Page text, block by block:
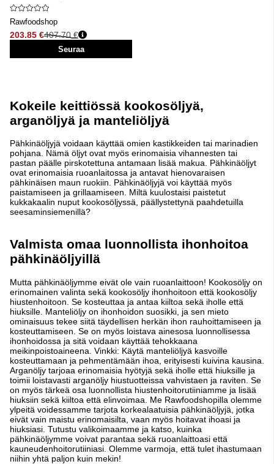
Rawfoodshop
203.85 €
Normaali hinta
407.70 €
Seuraa
Kokeile keittiössä kookosöljyä,
arganöljyä ja manteliöljyä
Pähkinäöljyjä voidaan käyttää omien kastikkeiden tai marinadien
pohjana. Nämä öljyt ovat myös erinomaisia vihannesten tai
pastan päälle pirskotettuna antamaan lisää makua. Pähkinäöljyt
ovat erinomaisia ruoanlaitossa ja antavat hienovaraisen
pähkinäisen maun ruokiin. Pähkinäöljyjä voi käyttää myös
paistamiseen ja grillaamiseen. Miltä kuulostaisi paistetut
kukkakaalin nuput kookosöljyssä, päällystettynä paahdetuilla
seesaminsiemenillä?
Valmista omaa luonnollista ihonhoitoa
pähkinäöljyillä
Mutta pähkinäöljymme eivät ole vain ruoanlaittoon! Kookosöljy on
erinomainen valinta sekä kookosöljy ihonhoitoon että kookosöljy
hiustenhoitoon. Se kosteuttaa ja antaa kiiltoa sekä iholle että
hiuksille. Manteliöljy on ihonhoidon suosikki, ja sen mieto
ominaisuus tekee siitä täydellisen herkän ihon rauhoittamiseen ja
kosteuttamiseen. Se on myös loistava ainesosa luonnollisessa
ihonhoidossa ja sitä voidaan käyttää tehokkaana
meikinpoistoaineena. Vinkki: Käytä manteliöljyä kasvoille
kosteuttamaan ja pehmentämään ihoa, erityisesti kuivina kausina.
Arganöljy tarjoaa erinomaisia hyötyjä sekä iholle että hiuksille ja
toimii loistavasti arganöljy hiustuotteissa vahvistaen ja raviten. Se
on myös tärkeä osa luonnollista hiustenhoitorutiiniamme ja lisää
hiuksiin sekä kiiltoa että elinvoimaa. Me Rawfoodshopilla olemme
ylpeitä voidessamme tarjota korkealaatuisia pähkinäöljyjä, jotka
eivät vain maistu erinomaisilta, vaan myös hoitavat ihoasi ja
hiuksiasi. Tutustu valikoimaamme ja katso, kuinka
pähkinäöljymme voivat parantaa sekä ruoanlaittoasi että
kauneudenhoitorutiiniasi. Olemme varmoja, että tulet ihastumaan
niihin yhtä paljon kuin mekin!